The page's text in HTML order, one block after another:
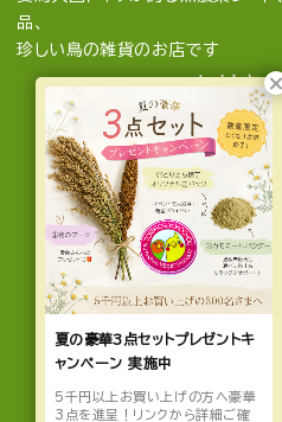
品、
珍しい鳥の雑貨のお店です
とりき
mail お問い合
夏の豪華3点セットプレゼントキ
ャンペーン 実施中
5千円以上お買い上げの方へ豪華
3点を進呈！リンクから詳細ご確